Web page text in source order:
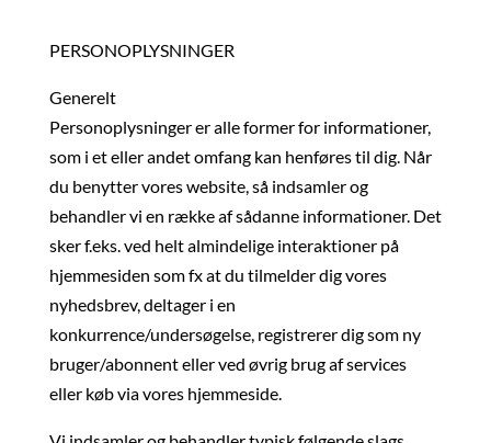
PERSONOPLYSNINGER
Generelt
Personoplysninger er alle former for informationer,
som i et eller andet omfang kan henføres til dig. Når
du benytter vores website, så indsamler og
behandler vi en række af sådanne informationer. Det
sker f.eks. ved helt almindelige interaktioner på
hjemmesiden som fx at du tilmelder dig vores
nyhedsbrev, deltager i en
konkurrence/undersøgelse, registrerer dig som ny
bruger/abonnent eller ved øvrig brug af services
eller køb via vores hjemmeside.